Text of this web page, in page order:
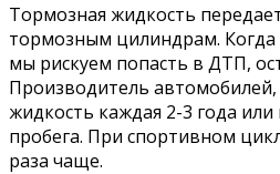
Тормозная жидкость
тормозным цилиндрам. Когда
мы рискуем попасть в ДТП,
Производитель
жидкость каждая 2-3 года или
пробега. При спортивном
раза чаще.